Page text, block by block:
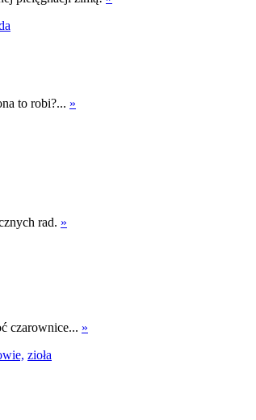
to robi?... »
rad. »
czarownice... »
zioła